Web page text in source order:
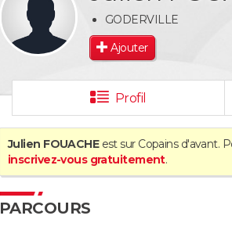
GODERVILLE
Ajouter
Profil
Julien FOUACHE est sur Copains d'avant.
inscrivez-vous gratuitement.
PARCOURS